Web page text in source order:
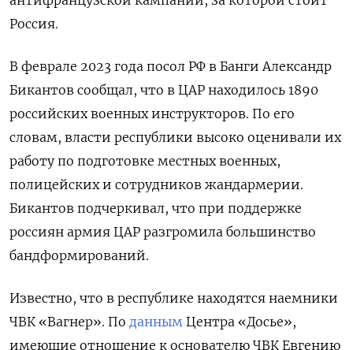
Россия.
В феврале 2023 года посол РФ в Банги Александр
Бикантов сообщал, что в ЦАР находилось 1890
российских военных инструкторов. По его
словам, власти республики высоко оценивали их
работу по подготовке местных военных,
полицейских и сотрудников жандармерии.
Бикантов подчеркивал, что при поддержке
россиян армия ЦАР разгромила большинство
бандформирований.
Известно, что в республике находятся наемники
ЧВК «Вагнер». По данным Центра «Досье»,
имеющие отношение к основателю ЧВК Евгению